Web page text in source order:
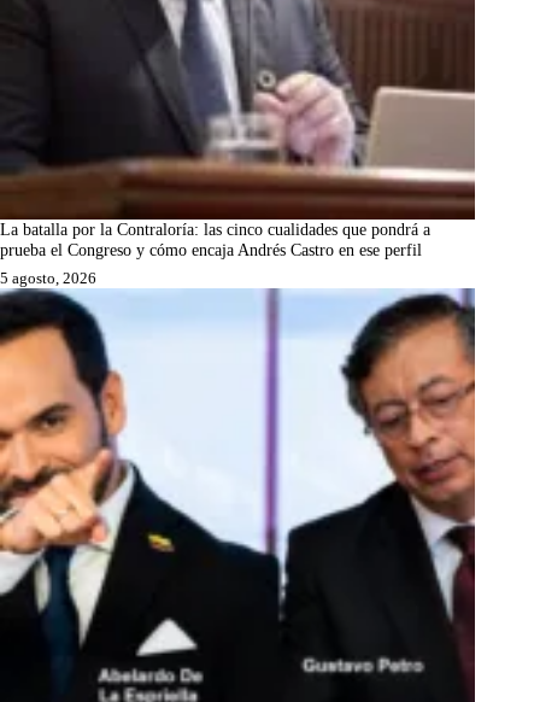
La batalla por la Contraloría: las cinco cualidades que pondrá a
prueba el Congreso y cómo encaja Andrés Castro en ese perfil
5 agosto, 2026